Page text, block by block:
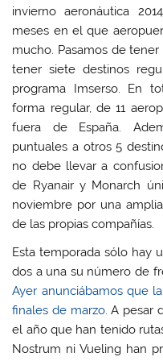
a
b
r
e
e
n
u
a
e
t
a
n
a
n
u
e
v
)
a
b
r
e
e
n
u
a
e
n
t
a
n
a
n
u
e
v
)
b
r
e
e
n
u
n
n
n
a
n
u
e
a
a
b
invierno aeronáutica
meses en el que
mucho. Pasamos de
tener siete destinos
programa Imserso. En
forma regular, de 11
fuera de España.
puntuales a otros 5
no debe llevar a
de Ryanair y Monarch
noviembre por una
de las propias compañías.
Esta temporada sólo hay
dos a una su número de
Ayer anunciábamos que
finales de marzo. A pesar
el año que han tenido
Nostrum ni Vueling han